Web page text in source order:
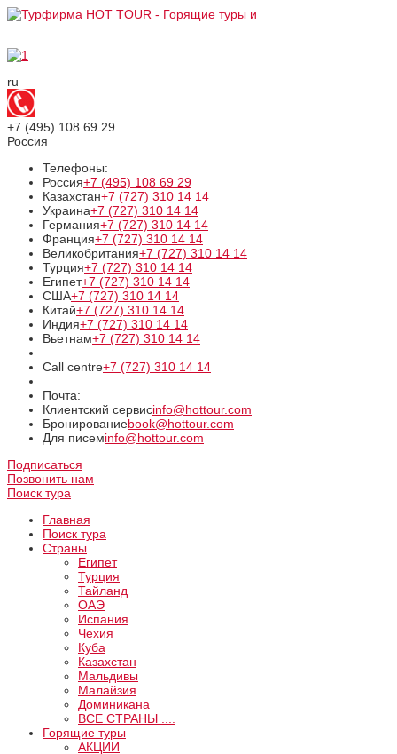
ru
+7 (495) 108 69 29
Россия
Телефоны:
Россия+7 (495) 108 69 29
Казахстан+7 (727) 310 14 14
Украина+7 (727) 310 14 14
Германия+7 (727) 310 14 14
Франция+7 (727) 310 14 14
Великобритания+7 (727) 310 14 14
Турция+7 (727) 310 14 14
Египет+7 (727) 310 14 14
США+7 (727) 310 14 14
Китай+7 (727) 310 14 14
Индия+7 (727) 310 14 14
Вьетнам+7 (727) 310 14 14
Call centre+7 (727) 310 14 14
Почта:
Клиентский сервисinfo@hottour.com
Бронированиеbook@hottour.com
Для писемinfo@hottour.com
Подписаться
Позвонить нам
Поиск тура
Главная
Поиск тура
Страны
Египет
Турция
Тайланд
ОАЭ
Испания
Чехия
Куба
Казахстан
Мальдивы
Малайзия
Доминикана
ВCE СТРАНЫ ....
Горящие туры
АКЦИИ